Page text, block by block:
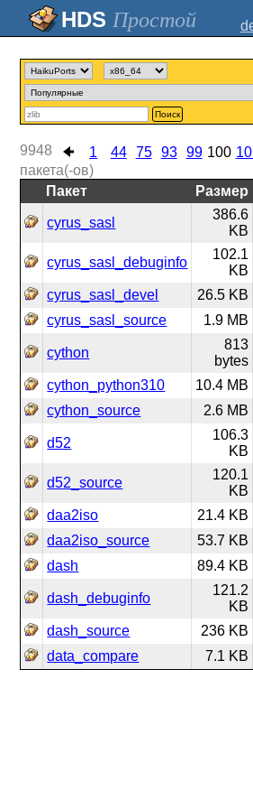
Простой
Поиск
1 44 75 93 99 100
9948
пакета(-ов)
Пакет
Размер
cyrus_sasl
386.6
KB
cyrus_sasl_debuginfo
102.1
KB
cyrus_sasl_devel 26.5 KB
cyrus_sasl_source
1.9 MB
cython
813
bytes
cython_python310 10.4 MB
cython_source
2.6 MB
d52
106.3
KB
d52_source
120.1
KB
daa2iso 21.4 KB
daa2iso_source
53.7 KB
dash
89.4 KB
dash_debuginfo
121.2
KB
dash_source 236 KB
data_compare
7.1 KB